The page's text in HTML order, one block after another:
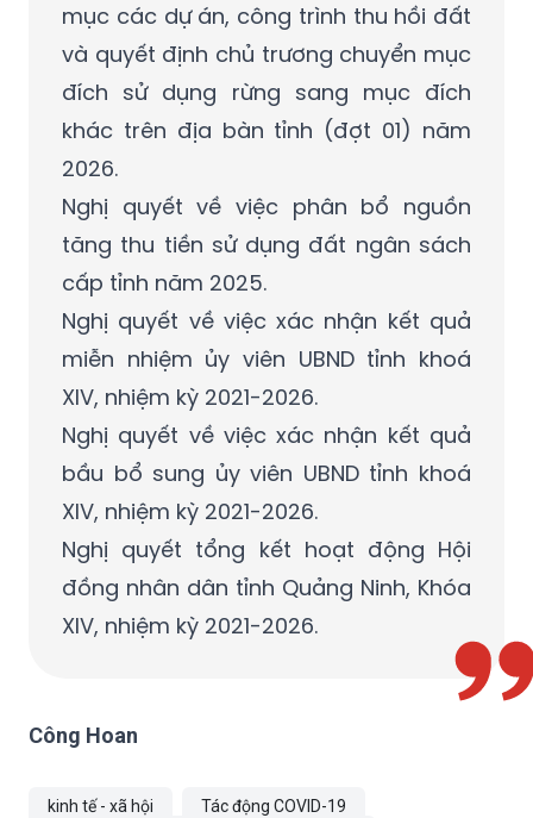
mục các dự án, công trình thu hồi đất
và quyết định chủ trương chuyển mục
đích sử dụng rừng sang mục đích
khác trên địa bàn tỉnh (đợt 01) năm
2026.
Nghị quyết về việc phân bổ nguồn
tăng thu tiền sử dụng đất ngân sách
cấp tỉnh năm 2025.
Nghị quyết về việc xác nhận kết quả
miễn nhiệm ủy viên UBND tỉnh khoá
XIV, nhiệm kỳ 2021-2026.
Nghị quyết về việc xác nhận kết quả
bầu bổ sung ủy viên UBND tỉnh khoá
XIV, nhiệm kỳ 2021-2026.
Nghị quyết tổng kết hoạt động Hội
đồng nhân dân tỉnh Quảng Ninh, Khóa
XIV, nhiệm kỳ 2021-2026.
Công Hoan
kinh tế - xã hội
Tác động COVID-19